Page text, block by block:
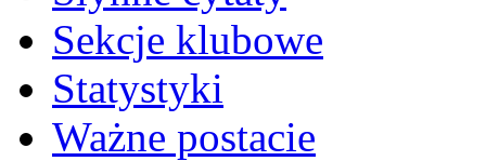
Sekcje klubowe
Statystyki
Ważne postacie